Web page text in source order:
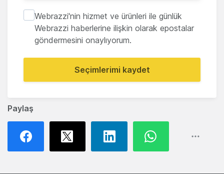
Paylaş
Webrazzi'nin hizmet ve ürünleri ile günlük
Webrazzi haberlerine ilişkin olarak epostalar
göndermesini onaylıyorum.
Seçimlerimi kaydet